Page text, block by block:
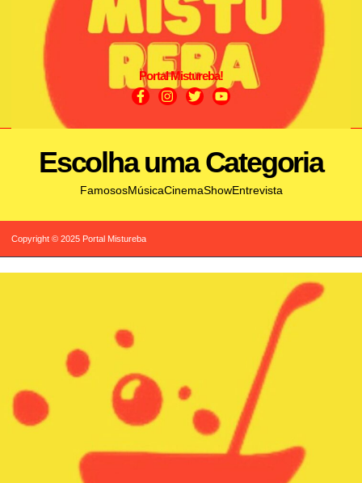
Portal Mistureba!
Escolha uma Categoria
FamososMúsicaCinemaShowEntrevista
Copyright © 2025 Portal Mistureba